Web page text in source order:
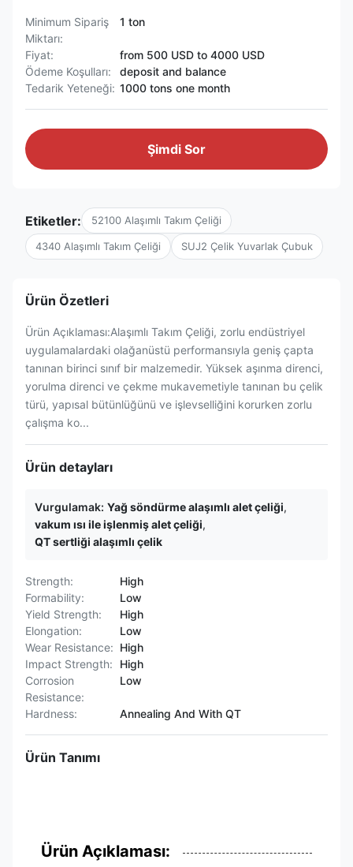
Minimum Sipariş
Miktarı:
1 ton
Fiyat:
from 500 USD to 4000 USD
Ödeme Koşulları:
deposit and balance
Tedarik Yeteneği: 1000 tons one month
Şimdi Sor
Etiketler: 52100 Alaşımlı Takım Çeliği
4340 Alaşımlı Takım Çeliği SUJ2 Çelik Yuvarlak Çubuk
Ürün Özetleri
Ürün Açıklaması:Alaşımlı Takım Çeliği, zorlu endüstriyel
uygulamalardaki olağanüstü performansıyla geniş çapta
tanınan birinci sınıf bir malzemedir. Yüksek aşınma direnci,
yorulma direnci ve çekme mukavemetiyle tanınan bu çelik
türü, yapısal bütünlüğünü ve işlevselliğini korurken zorlu
çalışma ko...
Ürün detayları
Vurgulamak: Yağ söndürme alaşımlı alet çeliği,
vakum ısı ile işlenmiş alet çeliği,
QT sertliği alaşımlı çelik
Strength:
High
Formability:
Low
Yield Strength:
High
Elongation:
Low
Wear Resistance: High
Impact Strength:
High
Corrosion
Resistance:
Low
Hardness: Annealing And With QT
Ürün Tanımı
Ürün Açıklaması: